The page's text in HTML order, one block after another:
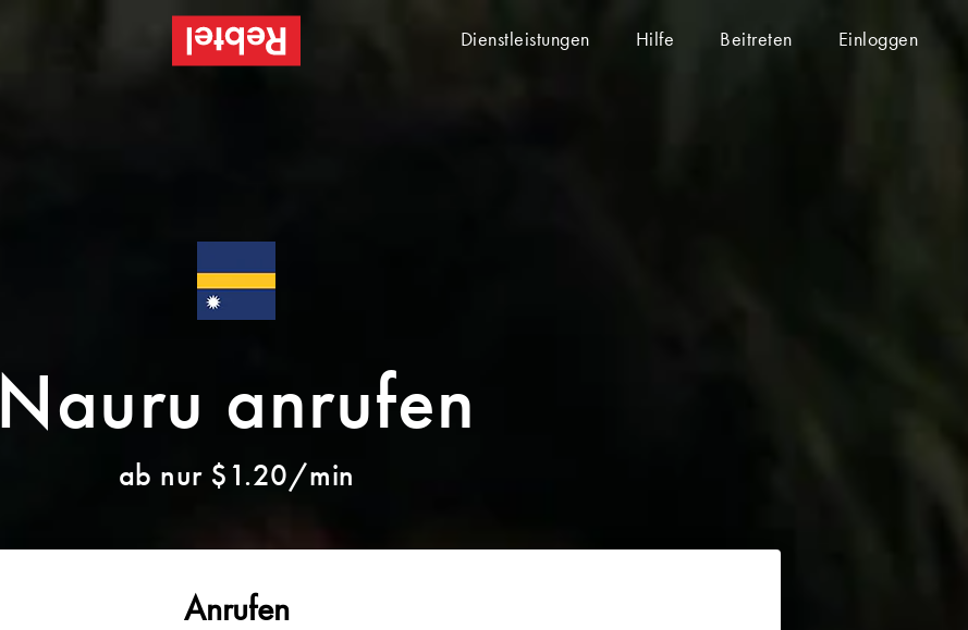
Dienstleistungen Hilfe Beitreten Einloggen
Nauru anrufen
ab nur $1.20/min
Anrufen